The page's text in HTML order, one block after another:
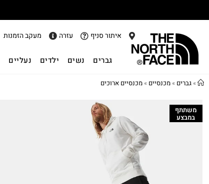
איתור סניף עזרה מעקב הזמנות
גברים נשים ילדים נעליים
»גברים »מכנסיים »מכנסיים ארוכים
משתתף
במבצע